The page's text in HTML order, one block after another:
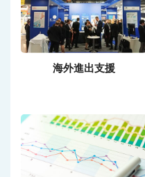
海外進出支援